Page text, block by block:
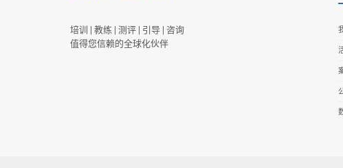
培训 | 教练 | 测评 | 引导 | 咨询
值得您信赖的全球化伙伴